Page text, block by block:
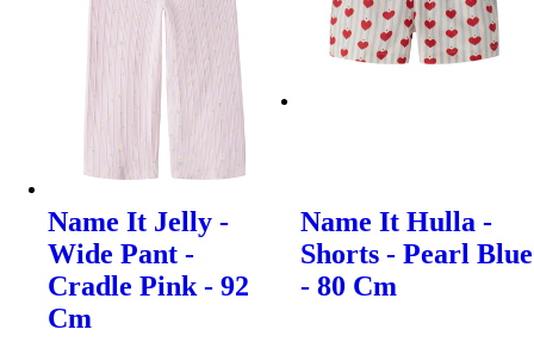
Name It Jelly -
Wide Pant -
Cradle Pink - 92
Cm
Name It Hulla -
Shorts - Pearl Blue
- 80 Cm